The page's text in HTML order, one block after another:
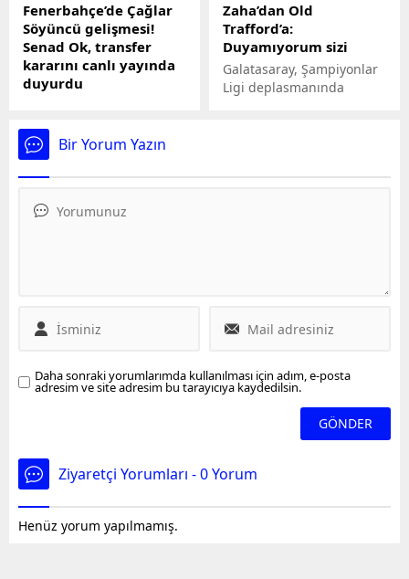
Cumhuriyet
Başsavcılığı’nın
kovuşturma açmadan
dosyayı kapatmasıyla çığ
gibi büyüyor. Kulüp eski
haksız borçlandırma
Fenerbahçe’de Çağlar
Söyüncü gelişmesi!
Senad Ok, transfer
kararını canlı yayında
duyurdu
Çağlar Söyüncü gelişmesi!
Senad Ok, transfer
kararını canlı yayında
Zaha’dan Old
Trafford’a:
Duyamıyorum sizi
Galatasaray, Şampiyonlar
Ligi deplasmanında
çıkan isim olurken
Bir Yorum Yazın
Daha sonraki yorumlarımda kullanılması için adım, e-posta
adresim ve site adresim bu tarayıcıya kaydedilsin.
Ziyaretçi Yorumları - 0 Yorum
Henüz yorum yapılmamış.